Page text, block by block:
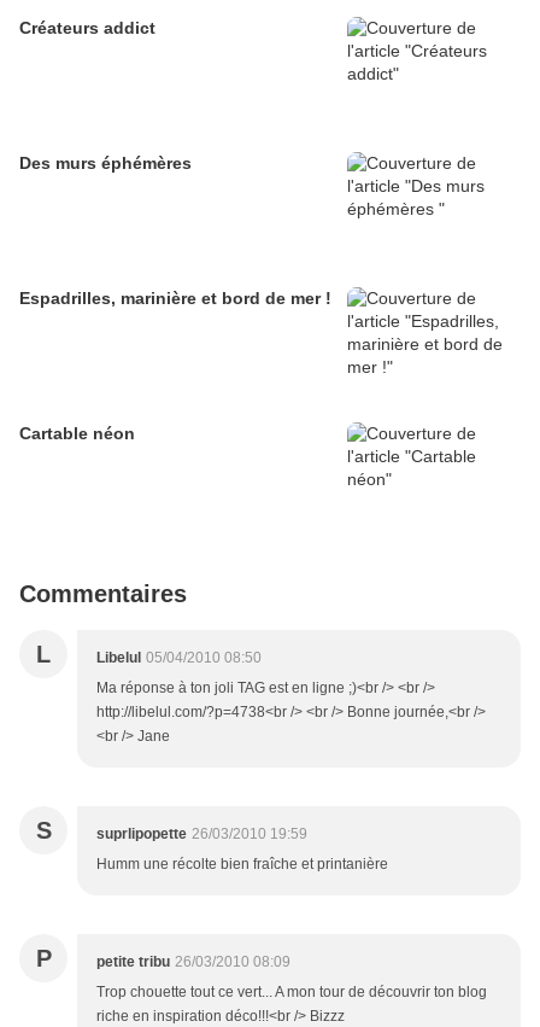
Créateurs addict
Des murs éphémères
Espadrilles, marinière et bord de mer !
Cartable néon
Commentaires
L Libelul 05/04/2010 08:50
Ma réponse à ton joli TAG est en ligne ;)<br /> <br />
http://libelul.com/?p=4738<br /> <br /> Bonne journée,<br />
<br /> Jane
S suprlipopette 26/03/2010 19:59
Humm une récolte bien fraîche et printanière
P petite tribu 26/03/2010 08:09
Trop chouette tout ce vert... A mon tour de découvrir ton blog
riche en inspiration déco!!!<br /> Bizzz